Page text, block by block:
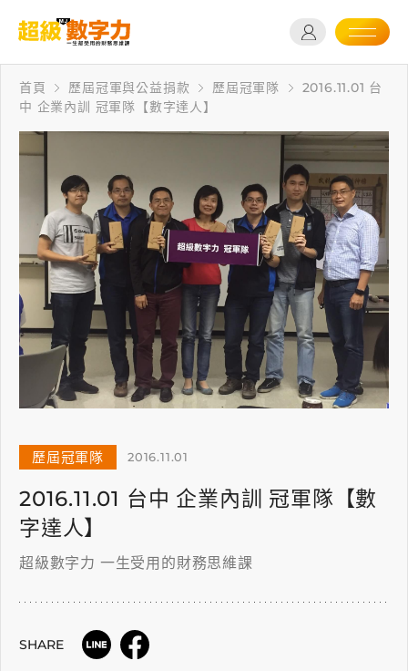
首頁 歷屆冠軍與公益捐款 歷屆冠軍隊
2016.11.01 台
中 企業內訓 冠軍隊【數字達人】
歷屆冠軍隊 2016.11.01
2016.11.01 台中 企業內訓 冠軍隊【數
字達人】
超級數字力 一生受用的財務思維課
SHARE